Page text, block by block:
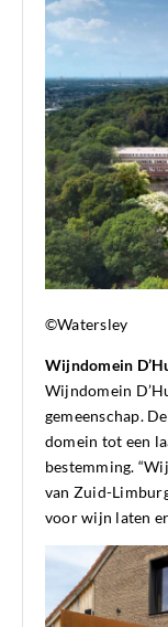
©Watersley
Wijndomein
Wijndomein
gemeenschap.
domein tot een
bestemming.
van Zuid-
voor wijn laten